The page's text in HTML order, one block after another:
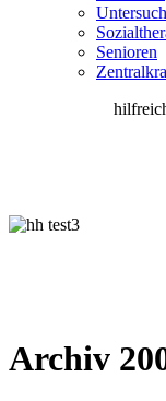
Senioren
Archiv